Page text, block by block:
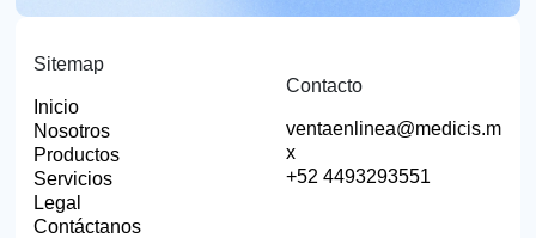
Sitemap
Inicio
Nosotros
Productos
Servicios
Legal
Contáctanos
Contacto
ventaenlinea@medicis.m
x
+52 4493293551